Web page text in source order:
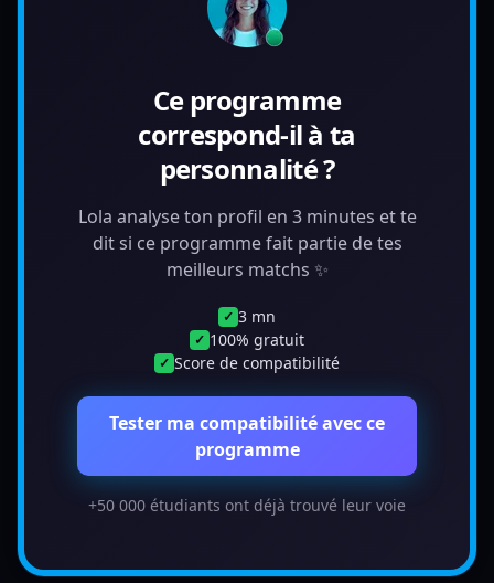
Ce programme
correspond-il à ta
personnalité ?
Lola analyse ton profil en 3 minutes et te
dit si ce programme fait partie de tes
meilleurs matchs ✨
✓ 3 mn
✓ 100% gratuit
✓ Score de compatibilité
Tester ma compatibilité avec ce
programme
+50 000 étudiants ont déjà trouvé leur voie